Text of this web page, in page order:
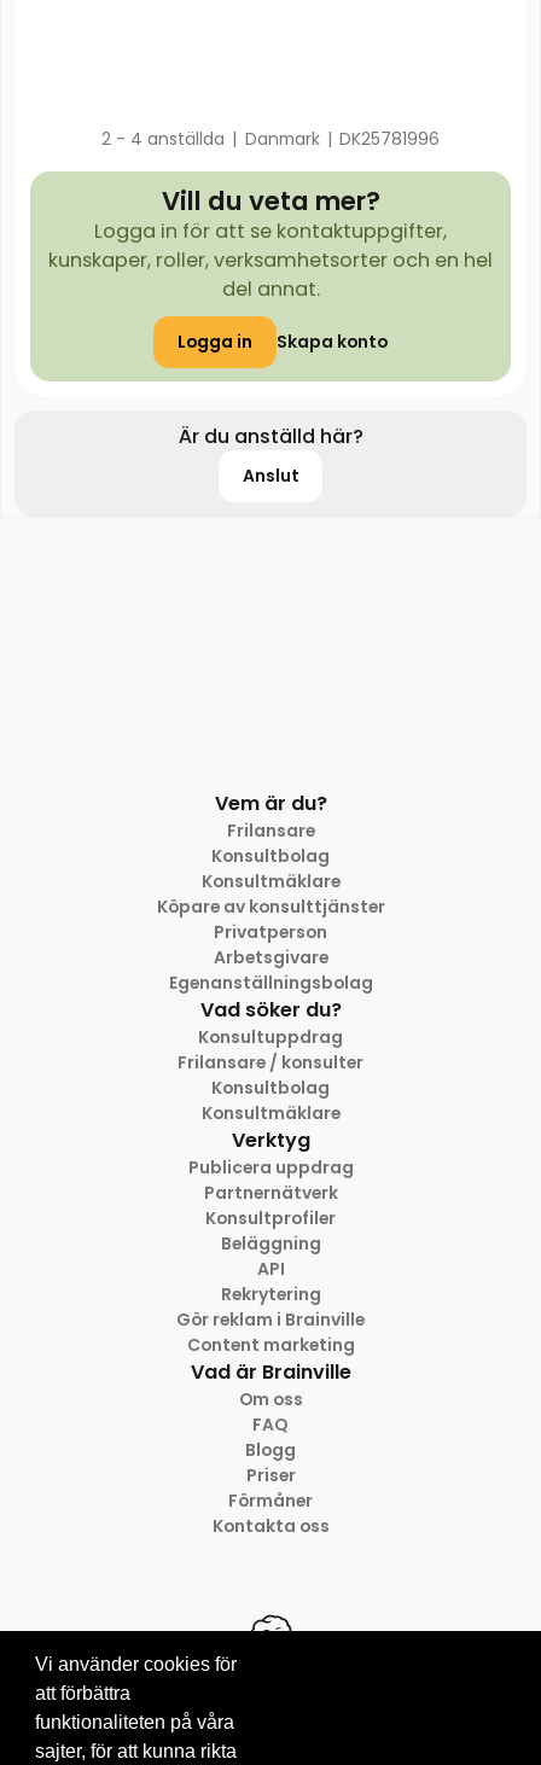
2 - 4 anställda | Danmark | DK25781996
Vill du veta mer?
Logga in för att se kontaktuppgifter,
kunskaper, roller, verksamhetsorter och en hel
del annat.
Logga in Skapa konto
Är du anställd här?
Anslut
Vem är du?
Frilansare
Konsultbolag
Konsultmäklare
Köpare av konsulttjänster
Privatperson
Arbetsgivare
Egenanställningsbolag
Vad söker du?
Konsultuppdrag
Frilansare / konsulter
Konsultbolag
Konsultmäklare
Verktyg
Publicera uppdrag
Partnernätverk
Konsultprofiler
Beläggning
API
Rekrytering
Gör reklam i Brainville
Content marketing
Vad är Brainville
Om oss
FAQ
Blogg
Priser
Förmåner
Kontakta oss
© 2012-2026 Brainville AB
Villkor för tjänsten
Vi använder cookies för
att förbättra
funktionaliteten på våra
sajter, för att kunna rikta